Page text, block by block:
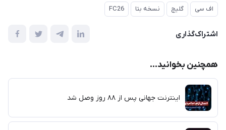
اف سی گلیچ نسخه بتا FC26
اشتراک‌گذاری
همچنین بخوانید...
اینترنت جهانی پس از ۸۸ روز وصل شد